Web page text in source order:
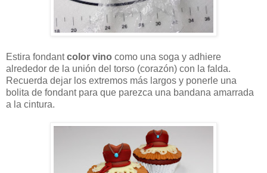
Estira fondantcolor vino como una soga y adhiere
alrededor de la unión del torso (corazón) con la falda.
Recuerda dejar los extremos más largos y ponerle una
bolita de fondant para que parezca una bandana amarrada
a la cintura.